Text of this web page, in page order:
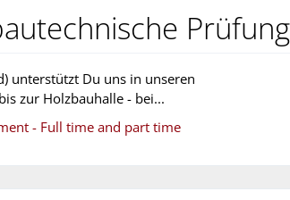
unterstützt Du uns in unseren
zur Holzbauhalle - bei...
- Full time and part time